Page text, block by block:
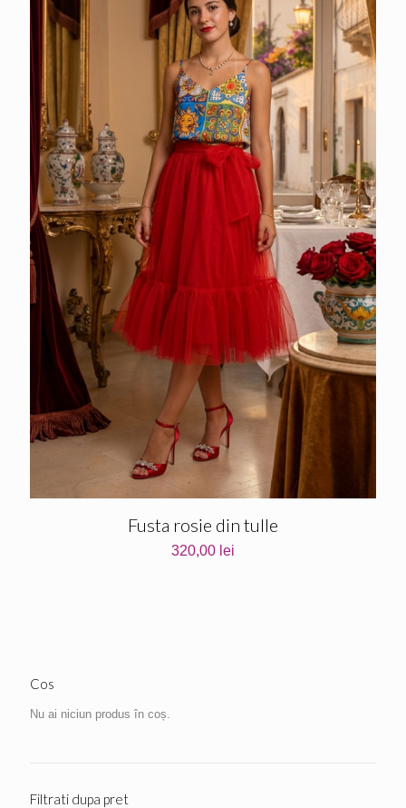
Fusta rosie din tulle
320,00 lei
Cos
Nu ai niciun produs în coș.
Filtrati dupa pret